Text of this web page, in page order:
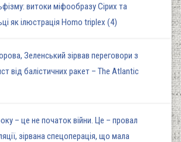
витоки міфообразу Сірих та
як ілюстрація Homo triplex (4)
Зеленський зірвав переговори з
від балістичних ракет – The Atlantic
– це не початок війни. Це – провал
зірвана спецоперація, що мала